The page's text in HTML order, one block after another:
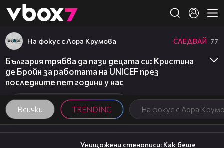
👾
Всички TRENDING На фокус с Лора
На фокус с Лора Крумова СЛЕДВАЙ 77
България трябва да пази децата си: Кристина
де Бройн за работата на UNICEF през
последните пет години у нас
13:45
Унищожени стенописи: Как беше